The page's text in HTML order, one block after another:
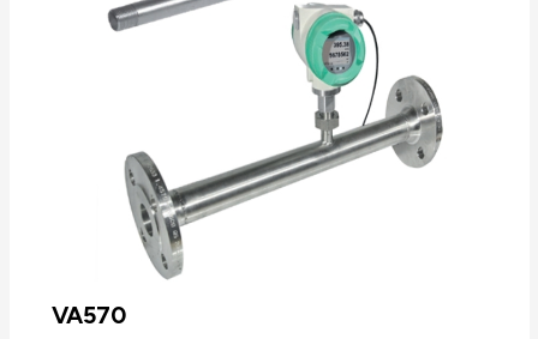
valor limite for excedido ou não for atingido
VA570